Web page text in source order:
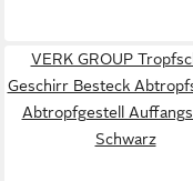
VERK GROUP
Geschirr Besteck
Abtropfgestell
Schwarz